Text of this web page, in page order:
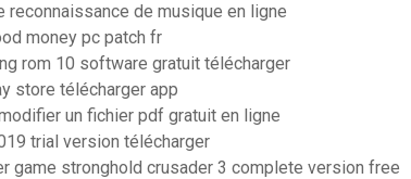
reconnaissance de musique en ligne
money pc patch fr
rom 10 software gratuit télécharger
store télécharger app
un fichier pdf gratuit en ligne
trial version télécharger
game stronghold crusader 3 complete version free